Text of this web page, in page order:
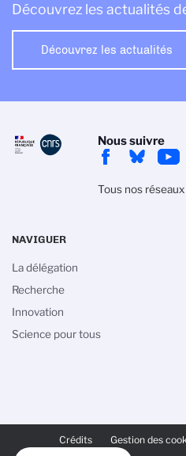
Découvrez les actualités
Découvrez les actualités
Nous suivre
Tous nos
PAGE
Crédits Gestion des
NAVIGUER
La délégation
Recherche
Innovation
Science pour tous